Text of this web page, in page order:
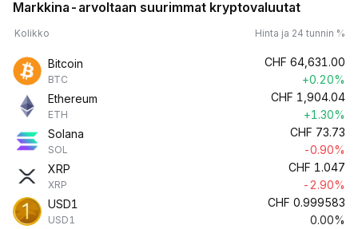
Markkina-arvoltaan suurimmat kryptovaluutat
Kolikko Hinta ja 24 tunnin %
Bitcoin
BTC
CHF 64,631.00
+0.20%
Ethereum
ETH
CHF 1,904.04
+1.30%
Solana
SOL
CHF 73.73
-0.90%
XRP
XRP
CHF 1.047
-2.90%
USD1
USD1
CHF 0.999583
0.00%